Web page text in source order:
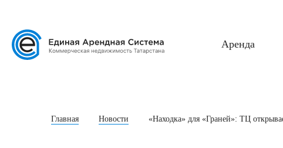
Аренда
Главная Новости «Находка» для «Граней»: ТЦ